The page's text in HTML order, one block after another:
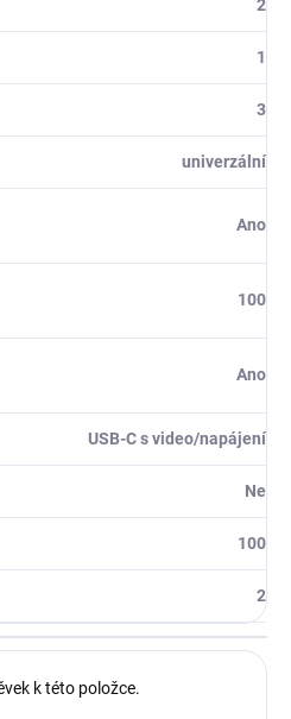
2
1
3
univerzální
Ano
100
Ano
USB-C s video/napájení
Ne
100
2
k této položce.